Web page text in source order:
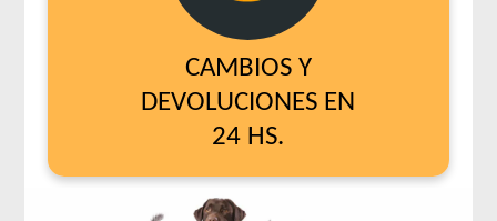
CAMBIOS Y
DEVOLUCIONES EN
24 HS.